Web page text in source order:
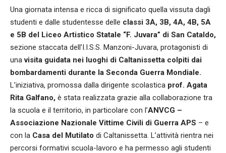
Una giornata intensa e ricca di significato quella vissuta dagli
studenti e dalle studentesse delle classi 3A, 3B, 4A, 4B, 5A
e 5B del Liceo Artistico Statale “F. Juvara” di San Cataldo,
sezione staccata dell’I.I.S.S. Manzoni-Juvara, protagonisti di
una visita guidata nei luoghi di Caltanissetta colpiti dai
bombardamenti durante la Seconda Guerra Mondiale.
L’iniziativa, promossa dalla dirigente scolastica prof. Agata
Rita Galfano, è stata realizzata grazie alla collaborazione tra
la scuola e il territorio, in particolare con l’ANVCG –
Associazione Nazionale Vittime Civili di Guerra APS – e
con la Casa del Mutilato di Caltanissetta. L’attività rientra nei
percorsi formativi scuola-lavoro e ha permesso agli studenti